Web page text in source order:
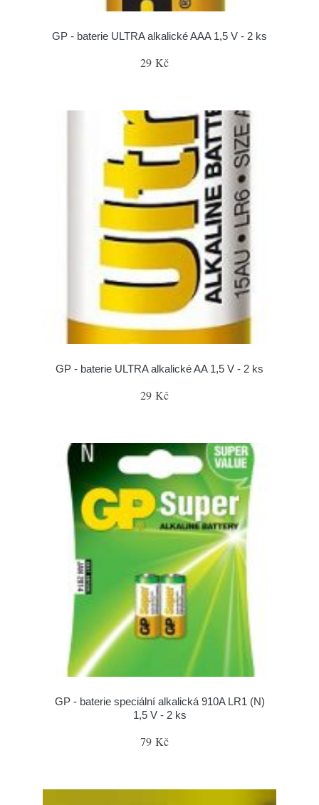
GP - baterie ULTRA alkalické AAA 1,5 V - 2 ks
29 Kč
GP - baterie ULTRA alkalické AA 1,5 V - 2 ks
29 Kč
GP - baterie speciální alkalická 910A LR1 (N)
1,5 V - 2 ks
79 Kč